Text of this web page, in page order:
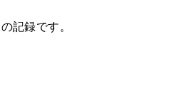
記録です。